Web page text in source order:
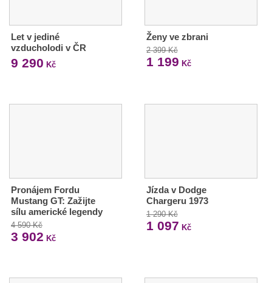
Let v jediné
vzducholodi v ČR
9 290 Kč
Ženy ve zbrani
2 399 Kč
1 199 Kč
Pronájem Fordu
Mustang GT: Zažijte
sílu americké legendy
4 590 Kč
3 902 Kč
Jízda v Dodge
Chargeru 1973
1 290 Kč
1 097 Kč